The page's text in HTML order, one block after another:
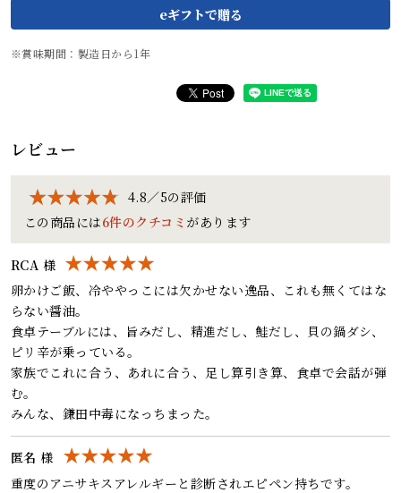
賞味期間：製造日から1年
レビュー
4.8／5の評価
この商品には6件のクチコミ があります
RCA 様
卵かけご飯、冷ややっこには欠かせない逸品、これも無くてはな
らない醤油。
食卓テーブルには、旨みだし、精進だし、鮭だし、貝の鍋ダシ、
ピリ辛が乗っている。
家族でこれに合う、あれに合う、足し算引き算、食卓で会話が弾
む。
みんな、鎌田中毒になっちまった。
匿名 様
重度のアニサキスアレルギーと診断されエピペン持ちです。